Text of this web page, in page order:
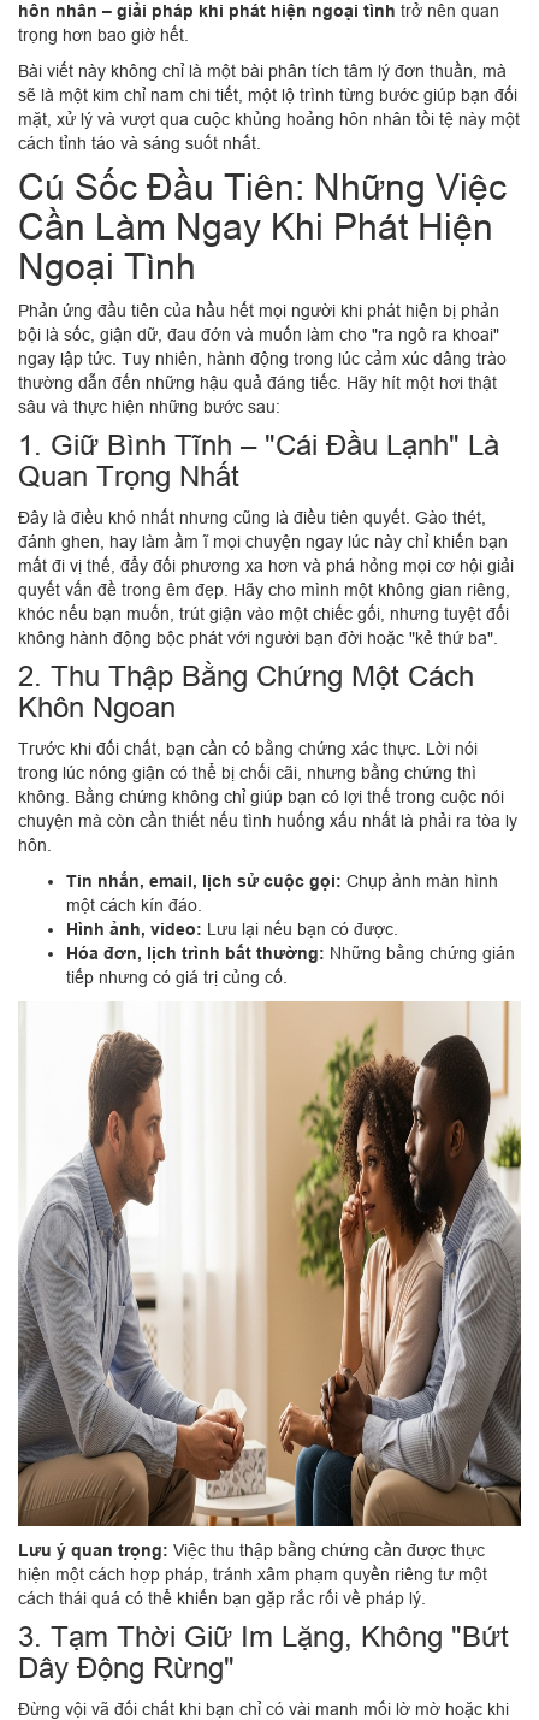
hôn nhân – giải pháp khi phát hiện ngoại tình trở nên quan
trọng hơn bao giờ hết.
Bài viết này không chỉ là một bài phân tích tâm lý đơn thuần, mà
sẽ là một kim chỉ nam chi tiết, một lộ trình từng bước giúp bạn đối
mặt, xử lý và vượt qua cuộc khủng hoảng hôn nhân tồi tệ này một
cách tỉnh táo và sáng suốt nhất.
Cú Sốc Đầu Tiên: Những Việc
Cần Làm Ngay Khi Phát Hiện
Ngoại Tình
Phản ứng đầu tiên của hầu hết mọi người khi phát hiện bị phản
bội là sốc, giận dữ, đau đớn và muốn làm cho "ra ngô ra khoai"
ngay lập tức. Tuy nhiên, hành động trong lúc cảm xúc dâng trào
thường dẫn đến những hậu quả đáng tiếc. Hãy hít một hơi thật
sâu và thực hiện những bước sau:
1. Giữ Bình Tĩnh – "Cái Đầu Lạnh" Là
Quan Trọng Nhất
Đây là điều khó nhất nhưng cũng là điều tiên quyết. Gào thét,
đánh ghen, hay làm ầm ĩ mọi chuyện ngay lúc này chỉ khiến bạn
mất đi vị thế, đẩy đối phương xa hơn và phá hỏng mọi cơ hội giải
quyết vấn đề trong êm đẹp. Hãy cho mình một không gian riêng,
khóc nếu bạn muốn, trút giận vào một chiếc gối, nhưng tuyệt đối
không hành động bộc phát với người bạn đời hoặc "kẻ thứ ba".
2. Thu Thập Bằng Chứng Một Cách
Khôn Ngoan
Trước khi đối chất, bạn cần có bằng chứng xác thực. Lời nói
trong lúc nóng giận có thể bị chối cãi, nhưng bằng chứng thì
không. Bằng chứng không chỉ giúp bạn có lợi thế trong cuộc nói
chuyện mà còn cần thiết nếu tình huống xấu nhất là phải ra tòa ly
hôn.
Tin nhắn, email, lịch sử cuộc gọi: Chụp ảnh màn hình
một cách kín đáo.
Hình ảnh, video: Lưu lại nếu bạn có được.
Hóa đơn, lịch trình bất thường: Những bằng chứng gián
tiếp nhưng có giá trị củng cố.
Lưu ý quan trọng: Việc thu thập bằng chứng cần được thực
hiện một cách hợp pháp, tránh xâm phạm quyền riêng tư một
cách thái quá có thể khiến bạn gặp rắc rối về pháp lý.
3. Tạm Thời Giữ Im Lặng, Không "Bứt
Dây Động Rừng"
Đừng vội vã đối chất khi bạn chỉ có vài manh mối lờ mờ hoặc khi